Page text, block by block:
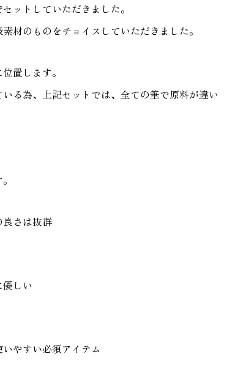
ットしていただきました。
材のものをチョイスしていただきました。
置します。
る為、上記セットでは、全ての筆で原料が違い
さは抜群
しい
やすい必須アイテム